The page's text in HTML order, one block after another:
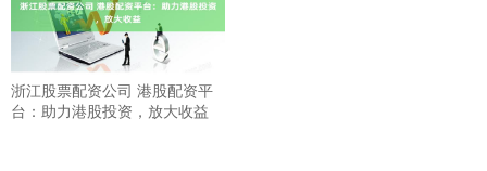
浙江股票配资公司 港股配资平
台：助力港股投资，放大收益